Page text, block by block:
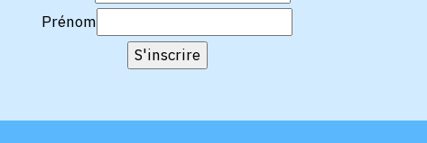
Prénom